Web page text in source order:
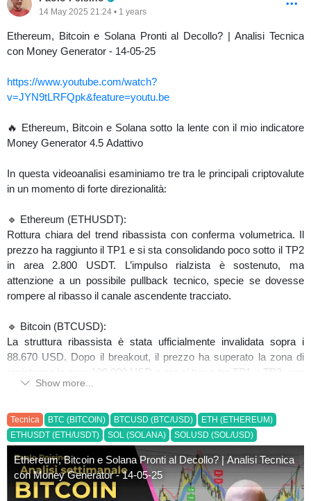
14 May 2025 21:24 • 1 years
Ethereum, Bitcoin e Solana Pronti al Decollo? | Analisi Tecnica
con Money Generator - 14-05-25
https://www.youtube.com/watch?
v=JYN9tLRFQpk&feature=youtu.be
🔥 Ethereum, Bitcoin e Solana sotto la lente con il mio indicatore
Money Generator 4.5 Adattivo
In questa videoanalisi esaminiamo tre tra le principali criptovalute
in un momento di forte direzionalità:
🔹 Ethereum (ETHUSDT):
Rottura chiara del trend ribassista con conferma volumetrica. Il
prezzo ha raggiunto il TP1 e si sta consolidando poco sotto il TP2
in area 2.800 USDT. L’impulso rialzista è sostenuto, ma
attenzione a un possibile pullback tecnico, specie se dovesse
rompere al ribasso il canale ascendente tracciato.
🔹 Bitcoin (BTCUSD):
La struttura ribassista è stata ufficialmente invalidata sopra i
88.670 USD. Dopo il breakout, il prezzo ha superato la zona di
resistenza in area 100.000 USD e ora si trova tra TP1 e TP2, con
un trend chiaramente rialzista. La spinta resta forte, ma l’area
🔹 Solana (SOLUSD):
Anche Solana ha completato il suo swing rialzista rompendo i
massimi precedenti. Dopo l’ingresso long generato dal sistema, il
prezzo ha colpito TP1 e si sta avvicinando a TP2 in area 200
USD. La zona dei 153,75 USD resta il livello da monitorare come
Show more...
Tecnica BTC (BITCOIN) BTCUSD (BTC/USD)
ETH (ETHEREUM)
ETHUSDT (ETH/USDT)
SOL (SOLANA) SOLUSD (SOL/USD)
Ethereum, Bitcoin e Solana Pronti al Decollo? | Analisi Tecnica
con Money Generator - 14-05-25